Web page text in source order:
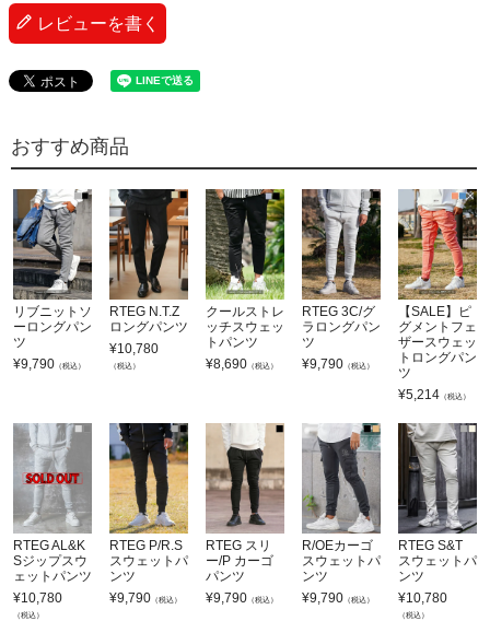
レビューを書く
おすすめ商品
リブニットソ
ーロングパン
ツ
¥9,790 （税込）
RTEG N.T.Z
ロングパンツ
¥10,780
（税込）
クールストレ
ッチスウェッ
トパンツ
¥8,690 （税込）
RTEG 3C/グ
ラロングパン
ツ
¥9,790 （税込）
【SALE】ピ
グメントフェ
ザースウェッ
トロングパン
ツ
¥5,214 （税込）
RTEG AL&K
Sジップスウ
ェットパンツ
¥10,780
（税込）
RTEG P/R.S
スウェットパ
ンツ
¥9,790 （税込）
RTEG スリ
ー/P カーゴ
パンツ
¥9,790 （税込）
R/OEカーゴ
スウェットパ
ンツ
¥9,790 （税込）
RTEG S&T
スウェットパ
ンツ
¥10,780
（税込）